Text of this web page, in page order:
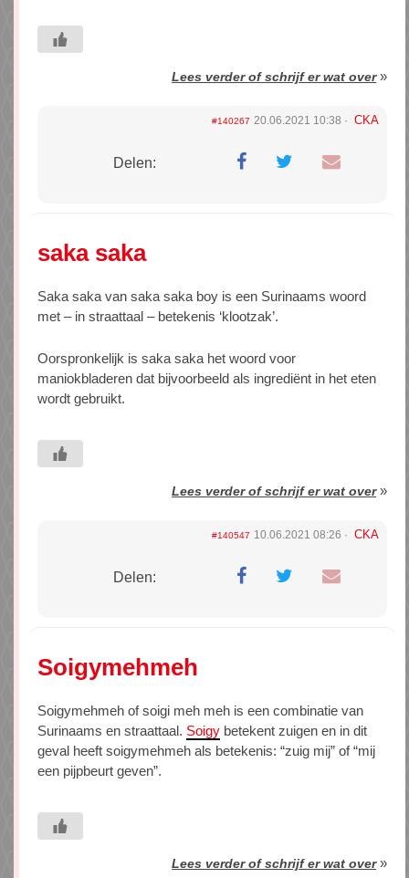
Lees verder of schrijf er wat over»
#140267 20.06.2021 10:38 CKA
Delen:
saka saka
Saka saka van saka saka boy is een Surinaams woord
met – in straattaal – betekenis ‘klootzak’.
Oorspronkelijk is saka saka het woord voor
maniokbladeren dat bijvoorbeeld als ingrediënt in het eten
wordt gebruikt.
Lees verder of schrijf er wat over»
#140547 10.06.2021 08:26 CKA
Delen:
Soigymehmeh
Soigymehmeh of soigi meh meh is een combinatie van
Surinaams en straattaal. Soigy betekent zuigen en in dit
geval heeft soigymehmeh als betekenis: “zuig mij” of “mij
een pijpbeurt geven”.
Lees verder of schrijf er wat over»